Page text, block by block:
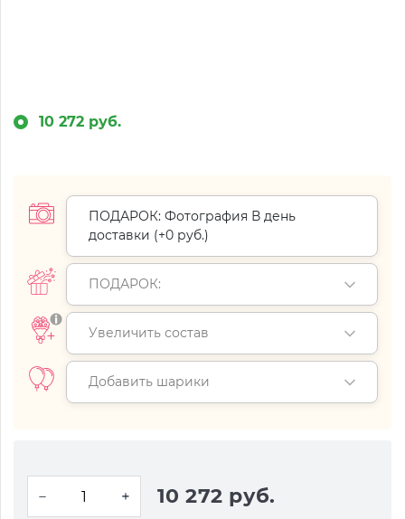
10 272 руб.
ПОДАРОК: Фотография В день
доставки (+0 руб.)
ПОДАРОК:
Увеличить состав
Добавить шарики
10 272 руб.